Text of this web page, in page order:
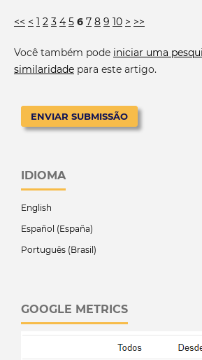
<< < 1 2 3 4 5 6 7 8 9 10 > >>
Você também pode iniciar uma
similaridadepara este artigo.
ENVIAR SUBMISSÃO
IDIOMA
English
Español (España)
Português (Brasil)
GOOGLE METRICS